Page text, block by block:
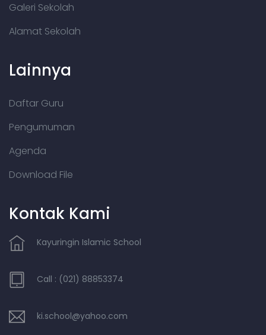
Galeri Sekolah
Alamat Sekolah
Lainnya
Daftar Guru
Pengumuman
Agenda
Download File
Kontak Kami
Kayuringin Islamic School
Call : (021) 88853374
ki.school@yahoo.com